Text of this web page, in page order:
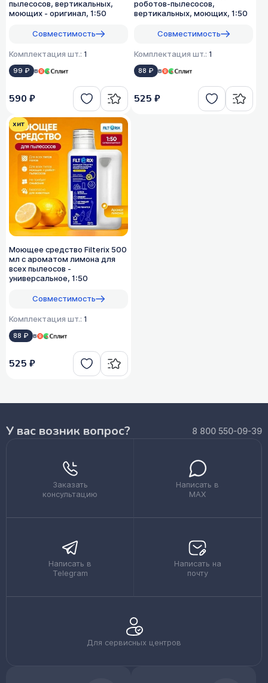
пылесосов, вертикальных,
моющих - оригинал, 1:50
Совместимость
Комплектация шт.: 1
99 ₽ в
590 ₽
роботов-пылесосов,
вертикальных, моющих, 1:50
Совместимость
Комплектация шт.: 1
88 ₽ в
525 ₽
Моющее средство Filterix 500
мл с ароматом лимона для
всех пылеосов -
универсальное, 1:50
Совместимость
Комплектация шт.: 1
88 ₽ в
хит
525 ₽
У вас возник вопрос? 8 800 550-09-39
Заказать
консультацию
Написать в
MAX
Написать в
Telegram
Написать на
почту
Для сервисных центров